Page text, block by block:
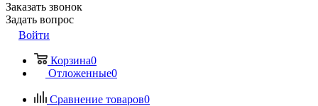
Заказать звонок
Задать вопрос
Войти
Корзина0
Отложенные0
Сравнение товаров0